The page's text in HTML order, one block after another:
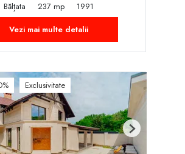
Bălțata
237 mp
1991
Vezi mai multe detalii
Exclusivitate
Next